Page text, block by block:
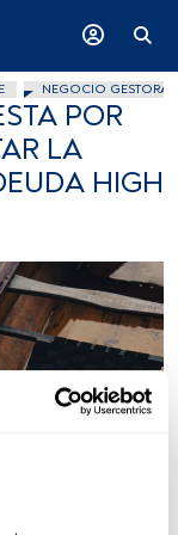
NEGOCIO GESTORAS
POR
LA
HIGH